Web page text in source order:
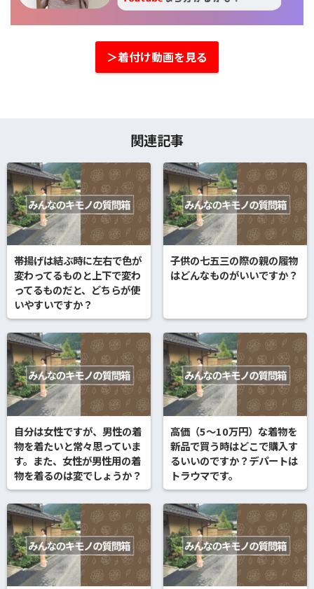
＞着付け動画を見る
関連記事
帯揚げは結ぶ時に左右で色が
変わってるものと上下で変わ
ってるものだと、どちらが使
いやすいですか？
子供の七五三の際の親の履物
はどんなものがいいですか？
自分は女性ですが、男性の着
物を着たいと常々思っていま
す。また、女性が男性用の着
物を着るのは変でしょうか？
高価（5〜10万円）な着物を
新品で買う時はどこで購入す
るいいのですか？デパートは
トラウマです。